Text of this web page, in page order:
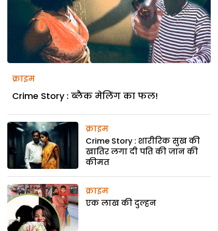
क्राइम
Crime Story : ब्लैक मेलिंग का फल!
क्राइम
Crime Story : शारीरिक सुख की
खातिर लगा दी पति की जान की
कीमत
क्राइम
एक लाख की दुल्हन